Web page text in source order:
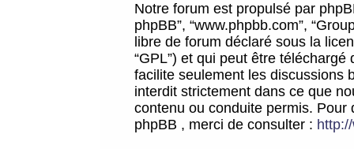
Notre forum est propulsé par
phpBB”, “www.phpbb.com”,
libre de forum déclaré sous la
“GPL”) et qui peut être téléchargé
facilite seulement les discussions
interdit strictement dans ce que
contenu ou conduite permis.
phpBB , merci de consulter :